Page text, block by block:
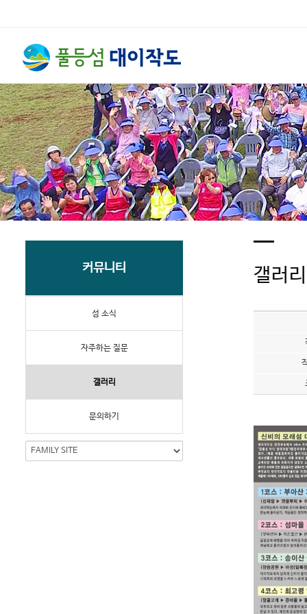
커뮤니티
섬 소식
자주하는 질문
갤러리
문의하기
갤러리